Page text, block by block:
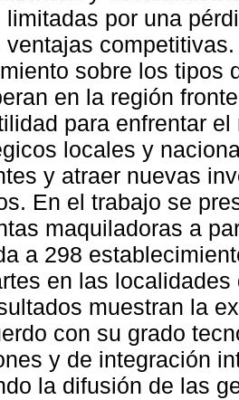
limitadas por una
ventajas
sobre los tipos
en la región
para enfrentar
locales y
y atraer nuevas
En el trabajo se
maquiladoras a
a 298
en las
muestran la
con su grado
y de integración
la difusión de las